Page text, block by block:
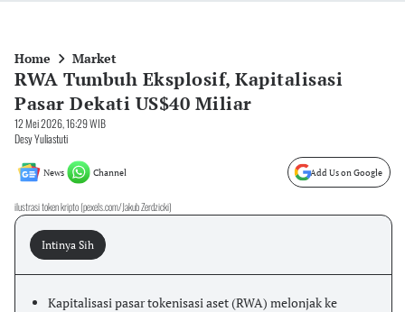
Home Market
RWA Tumbuh Eksplosif, Kapitalisasi
Pasar Dekati US$40 Miliar
12 Mei 2026, 16:29 WIB
Desy Yuliastuti
News Channel Add Us on Google
ilustrasi token kripto (pexels.com/Jakub Zerdzicki)
Intinya Sih
Kapitalisasi pasar tokenisasi aset (RWA) melonjak ke